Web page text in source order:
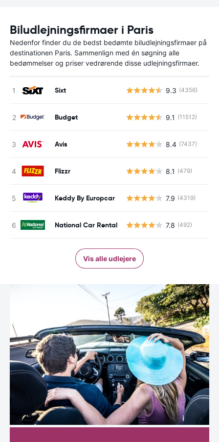
Biludlejningsfirmaer i Paris
Nedenfor finder du de bedst bedømte biludlejningsfirmaer på
destinationen Paris. Sammenlign med én søgning alle
bedømmelser og priser vedrørende disse udlejningsfirmaer.
Sixt 9.3 (4356)
Budget 9.1 (11512)
Avis 8.4 (7437)
Flizzr 8.1 (479)
Keddy By Europcar 7.9 (4319)
National Car Rental 7.8 (492)
Vis alle udlejere